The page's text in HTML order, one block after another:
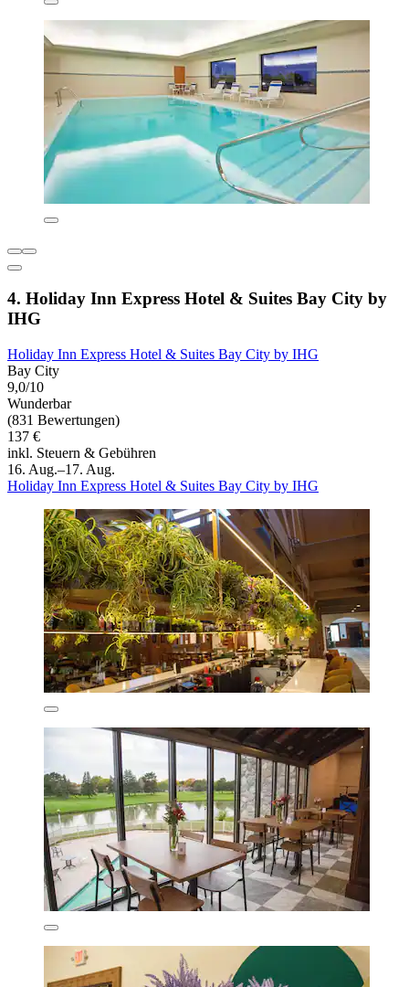
4. Holiday Inn Express Hotel & Suites Bay City by
IHG
Holiday Inn Express Hotel & Suites Bay City by IHG
Bay City
9,0/10
Wunderbar
(831 Bewertungen)
137 €
inkl. Steuern & Gebühren
16. Aug.–17. Aug.
Holiday Inn Express Hotel & Suites Bay City by IHG